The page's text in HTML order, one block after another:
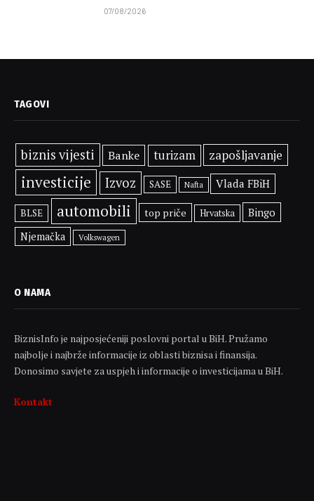
07/08/2026
TAGOVI
biznis vijesti Banke turizam zapošljavanje
investicije Izvoz SASE Nafta Vlada FBiH
BLSE automobili top priče Hrvatska Bingo
Njemačka Volkswagen
O NAMA
BiznisInfo je najposjećeniji poslovni portal u BiH. Pružamo
najbolje i najbrže informacije iz oblasti biznisa i finansija.
Donosimo savjete za uspjeh i informacije o investicijama u BiH.
Kontakt